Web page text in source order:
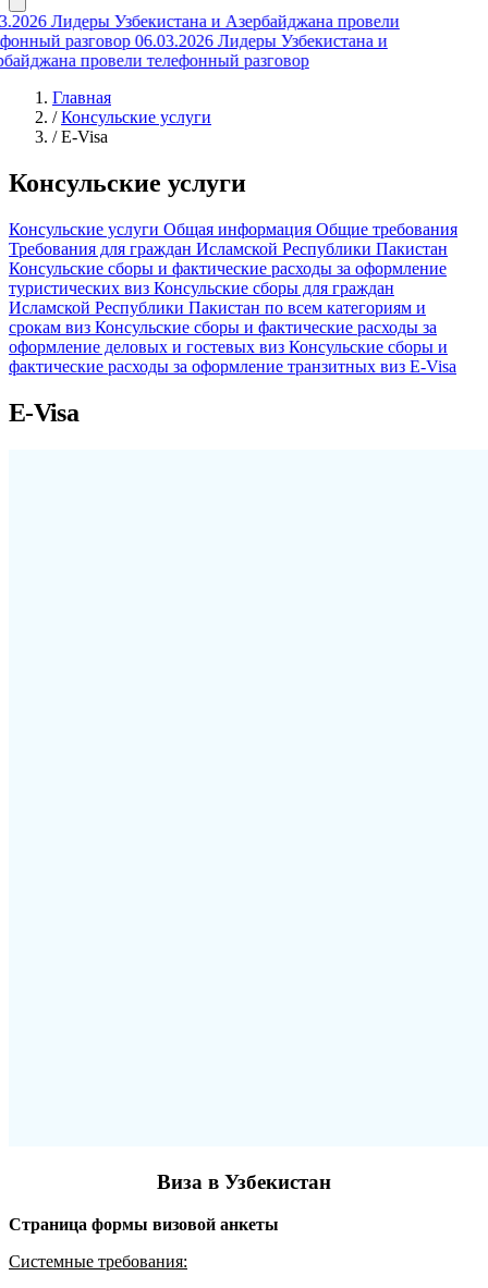
Лидеры Узбекистана и Азербайджана провели
разговор 06.03.2026 Лидеры Узбекистана и
провели телефонный разговор
Главная
/ Консульские услуги
/ E-Visa
Консульские услуги
Консульские услуги Общая информация Общие требования
Требования для граждан Исламской Республики Пакистан
Консульские сборы и фактические расходы за оформление
туристических виз Консульские сборы для граждан
Исламской Республики Пакистан по всем категориям и
срокам виз Консульские сборы и фактические расходы за
оформление деловых и гостевых виз Консульские сборы и
фактические расходы за оформление транзитных виз E-Visa
E-Visa
Виза в Узбекистан
Страница формы визовой анкеты
Системные требования: